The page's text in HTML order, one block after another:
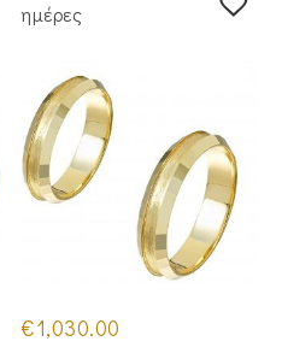
ημέρες
€1,030.00